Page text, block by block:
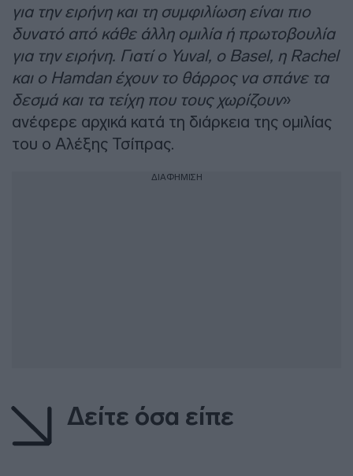
για την ειρήνη και τη συμφιλίωση είναι πιο
δυνατό από κάθε άλλη ομιλία ή πρωτοβουλία
για την ειρήνη. Γιατί ο Yuval, ο Βasel, η Rachel
και ο Hamdan έχουν το θάρρος να σπάνε τα
δεσμά και τα τείχη που τους χωρίζουν»
ανέφερε αρχικά κατά τη διάρκεια της ομιλίας
του ο Αλέξης Τσίπρας.
ΔΙΑΦΗΜΙΣΗ
Δείτε όσα είπε